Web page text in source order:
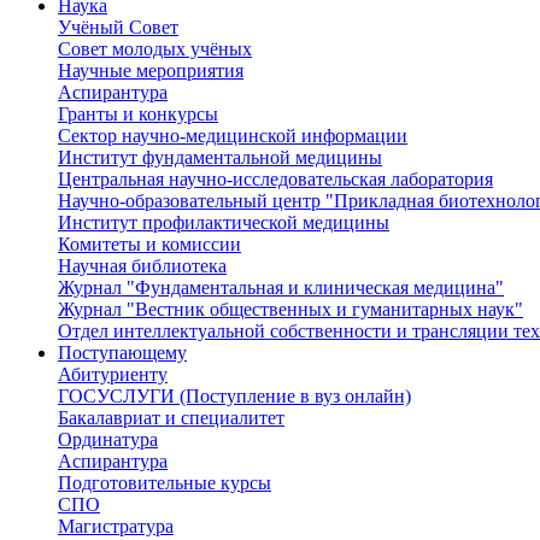
Наука
Учёный Cовет
Совет молодых учёных
Научные мероприятия
Аспирантура
Гранты и конкурсы
Сектор научно-медицинской информации
Институт фундаментальной медицины
Центральная научно-исследовательская лаборатория
Научно-образовательный центр "Прикладная
Институт профилактической медицины
Комитеты и комиссии
Научная библиотека
Журнал "Фундаментальная и клиническая медицина"
Журнал "Вестник общественных и гуманитарных наук"
Отдел интеллектуальной собственности и трансляции
Поступающему
Абитуриенту
ГОСУСЛУГИ (Поступление в вуз онлайн)
Бакалавриат и специалитет
Ординатура
Аспирантура
Подготовительные курсы
СПО
Магистратура